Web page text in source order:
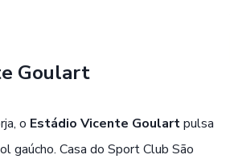
Goulart
o Estádio Vicente Goulartpulsa
gaúcho. Casa do Sport Club São